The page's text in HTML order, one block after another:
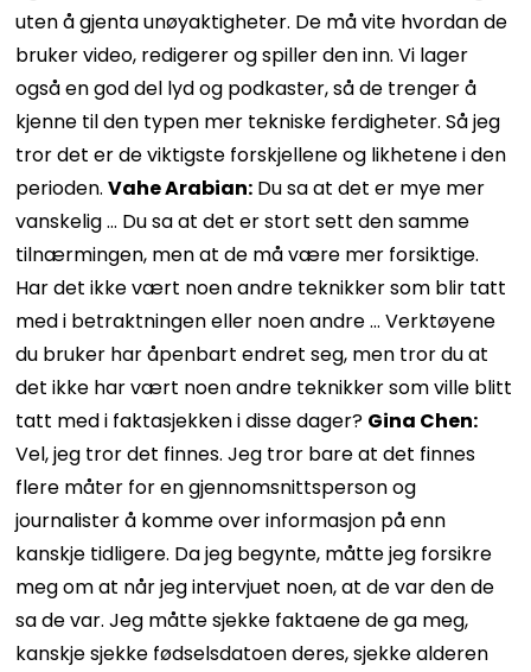
uten å gjenta unøyaktigheter. De må vite hvordan de
bruker video, redigerer og spiller den inn. Vi lager
også en god del lyd og podkaster, så de trenger å
kjenne til den typen mer tekniske ferdigheter. Så jeg
tror det er de viktigste forskjellene og likhetene i den
perioden.Vahe Arabian: Du sa at det er mye mer
vanskelig … Du sa at det er stort sett den samme
tilnærmingen, men at de må være mer forsiktige.
Har det ikke vært noen andre teknikker som blir tatt
med i betraktningen eller noen andre … Verktøyene
du bruker har åpenbart endret seg, men tror du at
det ikke har vært noen andre teknikker som ville blitt
tatt med i faktasjekken i disse dager? Gina Chen:
Vel, jeg tror det finnes. Jeg tror bare at det finnes
flere måter for en gjennomsnittsperson og
journalister å komme over informasjon på enn
kanskje tidligere. Da jeg begynte, måtte jeg forsikre
meg om at når jeg intervjuet noen, at de var den de
sa de var. Jeg måtte sjekke faktaene de ga meg,
kanskje sjekke fødselsdatoen deres, sjekke alderen